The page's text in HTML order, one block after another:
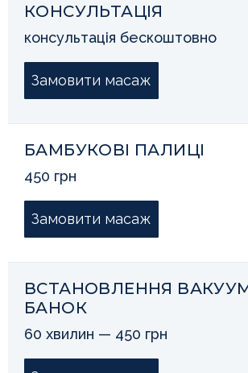
КОНСУЛЬТАЦІЯ
консультація бескоштовно
Замовити масаж
БАМБУКОВІ ПАЛИЦІ
450 грн
Замовити масаж
ВСТАНОВЛЕННЯ
БАНОК
60 хвилин — 450 грн